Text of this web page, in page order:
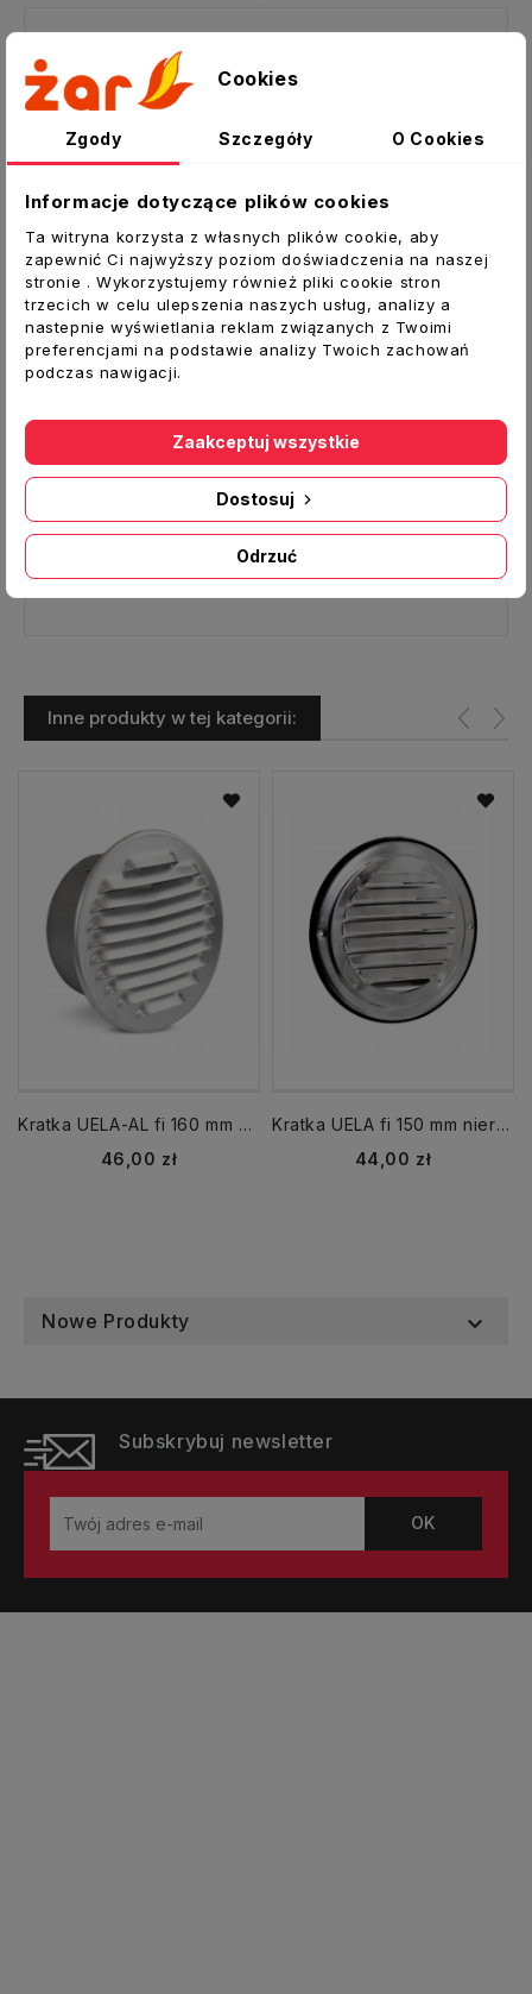
WK-CZNP150X50-CH
Czerpnia powietrza zabezpiecza wylot lub
wlot kanałów wentylacyjnych. Posiada
siatkę zabezpieczającą przed
zanieczyszczeń lub drobnych gryzoni.
Zewnętrzny element czerpni wykonany z
blachy nierdzewnej .
Czerpnia wchodzi bezpośrednio do kanału.
Nie ma potrzeby stosowania dodatkowych
złączek.
Czerpnia powietrza
150x50
Materiał:stal nierdzewna- czoło czerpni
Producent:DARCO
Inne produkty w tej kategorii:
Kratka UELA-AL fi 160 mm aluminiowa czerpnia wyrzutnia
Cena
46,00 zł
Kratka UELA fi 150 mm nierdzewna czerpnia wyrzutnia
Cena
44,00 zł
Nowe Produkty 
Subskrybuj newsletter
Cookies
Zgody Szczegóły O Cookies
Informacje dotyczące plików cookies
Ta witryna korzysta z własnych plików cookie, aby
zapewnić Ci najwyższy poziom doświadczenia na naszej
stronie . Wykorzystujemy również pliki cookie stron
trzecich w celu ulepszenia naszych usług, analizy a
nastepnie wyświetlania reklam związanych z Twoimi
preferencjami na podstawie analizy Twoich zachowań
podczas nawigacji.
Odrzuć
Dostosuj
Zaakceptuj wszystkie